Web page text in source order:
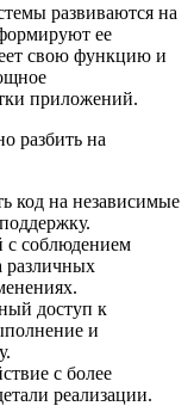
развиваются на
ее
свою функцию и
приложений.
разбить на
код на независимые
соблюдением
различных
доступ к
и
с более
реализации.